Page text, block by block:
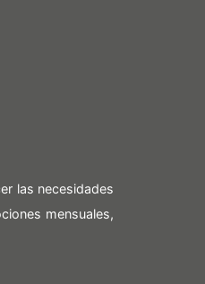
las necesidades
mensuales,